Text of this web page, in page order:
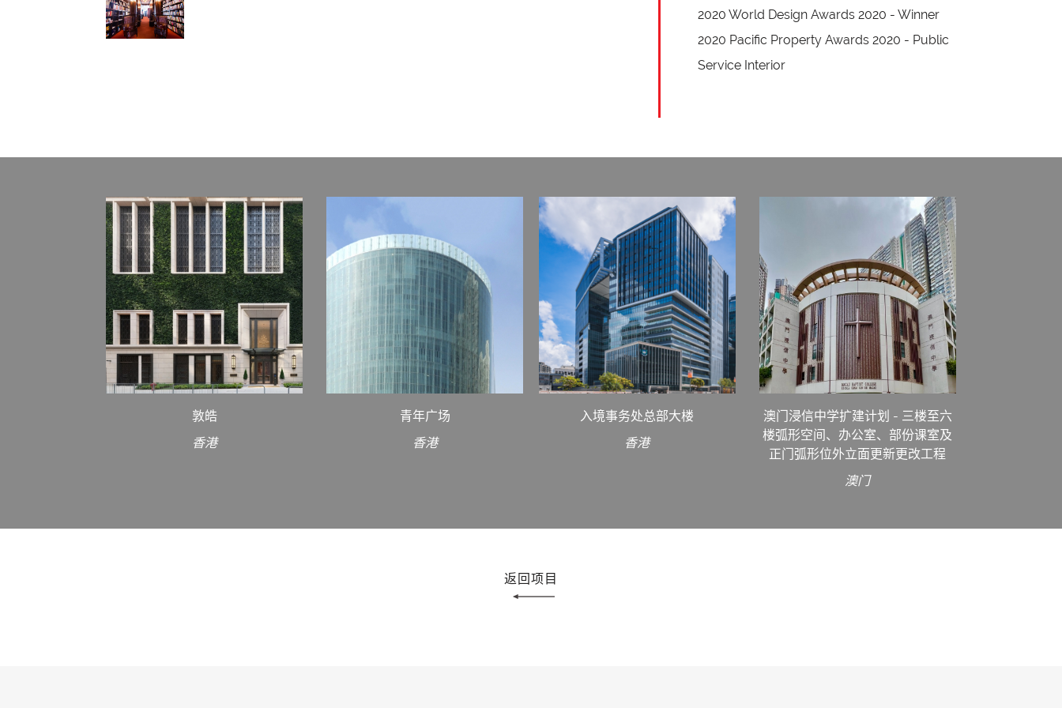
2020 World Design Awards 2020 - Winner
2020 Pacific Property Awards 2020 - Public
Service Interior
敦皓
香港
青年广场
香港
入境事务处总部大楼
香港
澳门浸信中学扩建计划 - 三楼至六
楼弧形空间、办公室、部份课室及
正门弧形位外立面更新更改工程
澳门
返回项目